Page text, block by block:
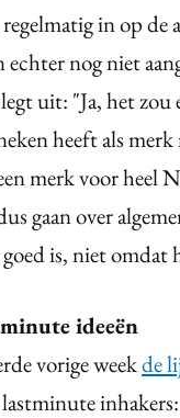
in op de
nog niet
uit: "Ja, het
heeft als
merk voor heel
gaan over
goed is, niet omdat
ideeën
vorige weekde
inhakers: